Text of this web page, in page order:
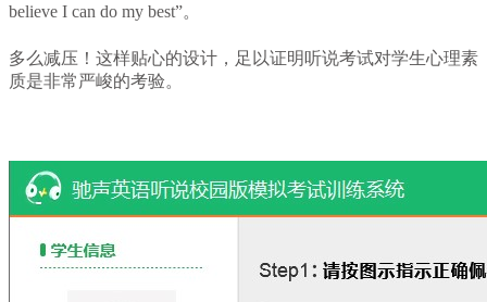
believe I can do my best”。
多么减压！这样贴心的设计，足以证明听说考试对学生心理素
质是非常严峻的考验。